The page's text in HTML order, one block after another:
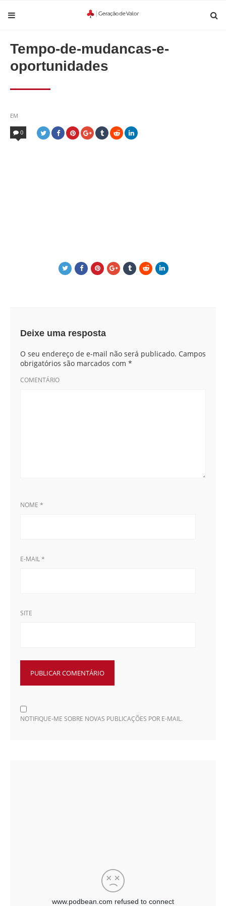
Tempo-de-mudancas-e-
oportunidades
EM
IN
0
Deixe uma resposta
O seu endereço de e-mail não será publicado. Campos
obrigatórios são marcados com *
COMENTÁRIO
NOME *
E-MAIL*
SITE
NOTIFIQUE-ME SOBRE NOVAS PUBLICAÇÕES POR E-MAIL.